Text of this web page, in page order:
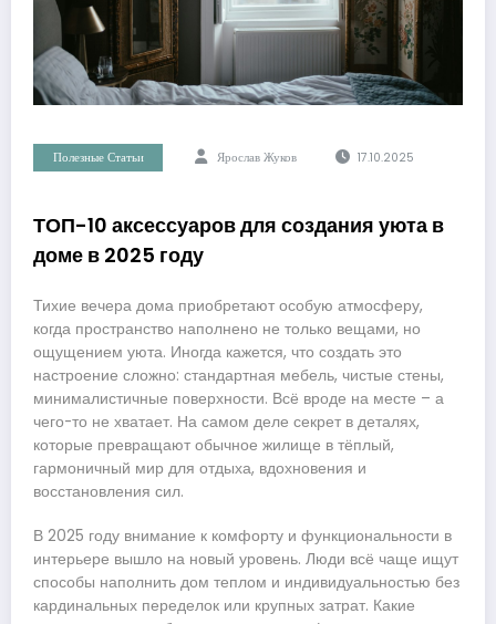
Полезные Статьи Ярослав Жуков 17.10.2025
ТОП-10 аксессуаров для создания уюта в
доме в 2025 году
Тихие вечера дома приобретают особую атмосферу,
когда пространство наполнено не только вещами, но
ощущением уюта. Иногда кажется, что создать это
настроение сложно: стандартная мебель, чистые стены,
минималистичные поверхности. Всё вроде на месте – а
чего-то не хватает. На самом деле секрет в деталях,
которые превращают обычное жилище в тёплый,
гармоничный мир для отдыха, вдохновения и
восстановления сил.
В 2025 году внимание к комфорту и функциональности в
интерьере вышло на новый уровень. Люди всё чаще ищут
способы наполнить дом теплом и индивидуальностью без
кардинальных переделок или крупных затрат. Какие